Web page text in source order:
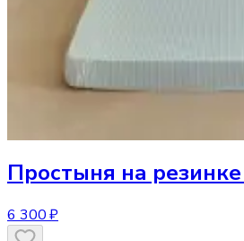
Простыня на
6 300 ₽